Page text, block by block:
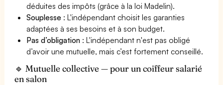
déduites des impôts (grâce à la loi Madelin).
Souplesse : L'indépendant choisit les garanties
adaptées à ses besoins et à son budget.
Pas d’obligation : L'indépendant n'est pas obligé
d’avoir une mutuelle, mais c’est fortement conseillé.
🔹 Mutuelle collective — pour un coiffeur salarié
en salon